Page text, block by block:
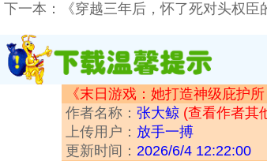
下一本：
《穿越三年后，怀了死对头权臣
《末日游戏：她打造神级庇护所
作者名称： 张大鲸 (查看作者其
上传用户： 放手一搏
更新时间： 2026/6/4 12:22:00